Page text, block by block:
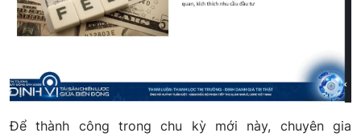
Để thành công trong chu kỳ mới này, chuyên gia